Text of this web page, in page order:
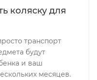
коляску для
транспорт
будут
и ваш
месяцев.